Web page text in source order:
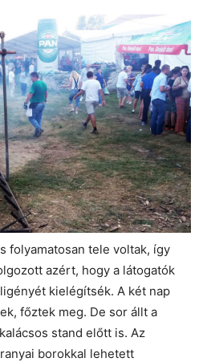
folyamatosan tele voltak, így
azért, hogy a látogatók
kielégítsék. A két nap
főztek meg. De sor állt a
stand előtt is. Az
borokkal lehetett